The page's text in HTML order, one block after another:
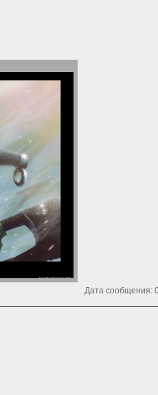
Дата сообщения: